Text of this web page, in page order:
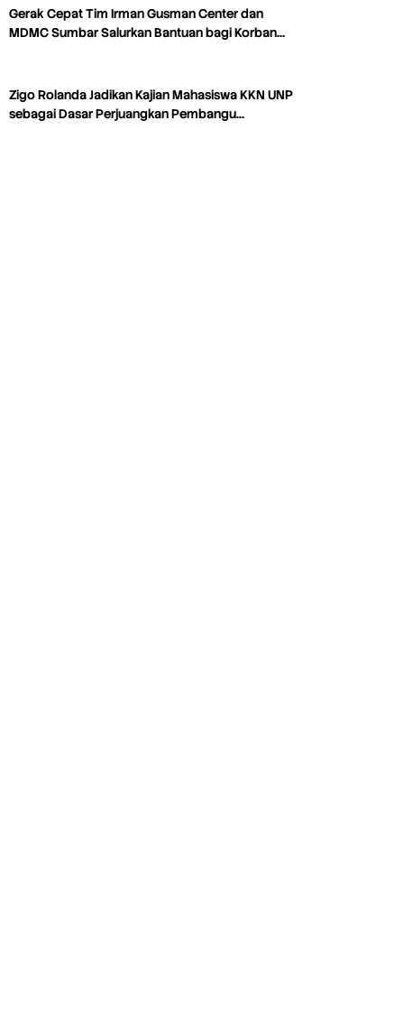
Gerak Cepat Tim Irman Gusman Center dan
MDMC Sumbar Salurkan Bantuan bagi Korban…
Zigo Rolanda Jadikan Kajian Mahasiswa KKN UNP
sebagai Dasar Perjuangkan Pembangu…